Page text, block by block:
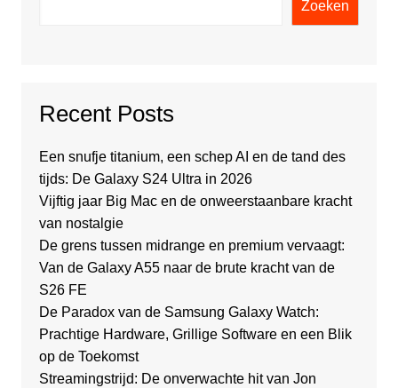
Zoeken
Recent Posts
Een snufje titanium, een schep AI en de tand des
tijds: De Galaxy S24 Ultra in 2026
Vijftig jaar Big Mac en de onweerstaanbare kracht
van nostalgie
De grens tussen midrange en premium vervaagt:
Van de Galaxy A55 naar de brute kracht van de
S26 FE
De Paradox van de Samsung Galaxy Watch:
Prachtige Hardware, Grillige Software en een Blik
op de Toekomst
Streamingstrijd: De onverwachte hit van Jon